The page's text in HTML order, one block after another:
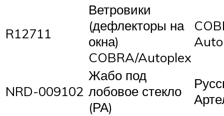
R12711
Ветровики
(дефлекторы на
окна)
COBRA/Autoplex
NRD-009102
Жабо под
лобовое стекло
(РА)